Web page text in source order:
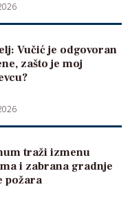
Vučić je odgovoran
zašto je moj
traži izmenu
i zabrana gradnje
požara